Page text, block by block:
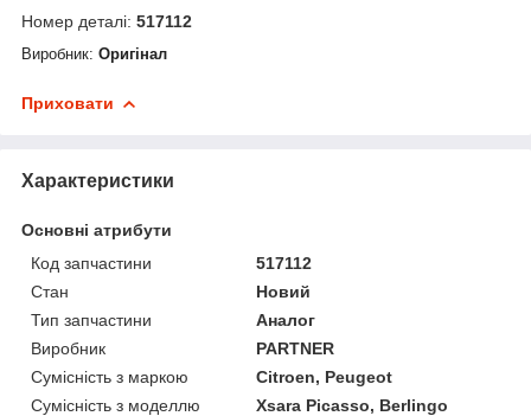
Номер деталі: 517112
Виробник: Оригінал
Приховати
Характеристики
Основні атрибути
Код запчастини
517112
Стан
Новий
Тип запчастини
Аналог
Виробник
PARTNER
Сумісність з маркою
Citroen, Peugeot
Сумісність з моделлю
Xsara Picasso, Berlingo